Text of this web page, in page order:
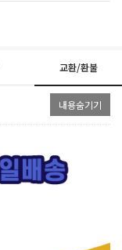
교환/환불
내용숨기기